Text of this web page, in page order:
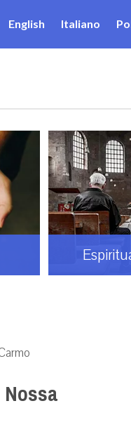
English Italiano